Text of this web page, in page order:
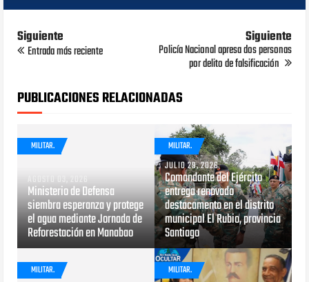
Siguiente
Entrada más reciente
Siguiente
Policía Nacional apresa dos personas
por delito de falsificación
PUBLICACIONES RELACIONADAS
MILITAR.
AGOSTO 03, 2026
Ministerio de Defensa
siembra esperanza y protege
el agua mediante Jornada de
Reforestación en Manabao
MILITAR.
JULIO 29, 2026
Comandante del Ejército
entrega renovado
destacamento en el distrito
municipal El Rubio, provincia
Santiago
MILITAR. MILITAR.